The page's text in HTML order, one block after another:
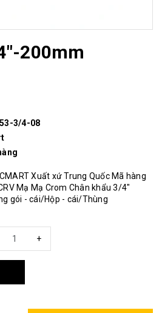
200mm
3/4-08
Xuất xứ Trung Quốc Mã hàng
Mạ Mạ Crom Chân khẩu 3/4"
gói - cái/Hộp - cái/Thùng
+